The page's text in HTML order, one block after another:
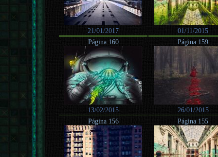
21/01/2017
01/11/2015
Página 160
13/02/2015
Página 159
26/01/2015
Página 156
Página 155